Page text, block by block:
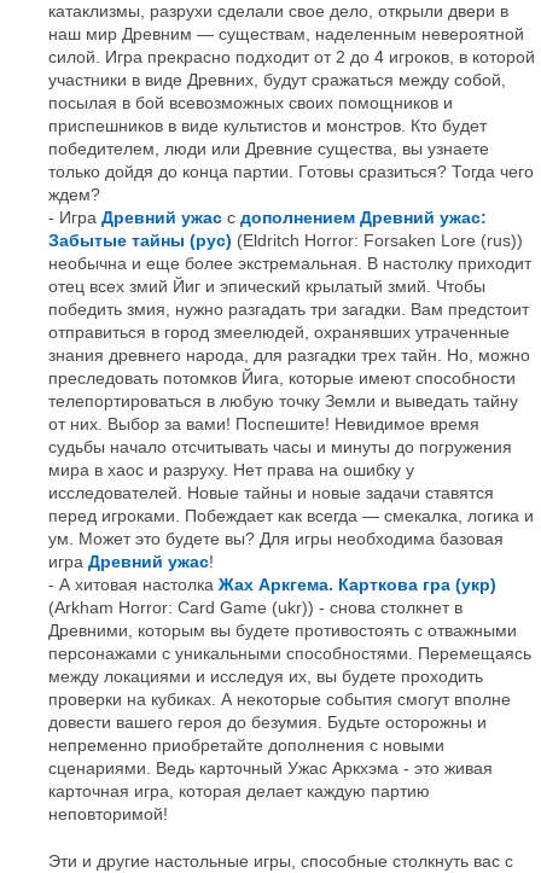
катаклизмы, разрухи сделали свое дело, открыли двери в
наш мир Древним — существам, наделенным невероятной
силой. Игра прекрасно подходит от 2 до 4 игроков, в которой
участники в виде Древних, будут сражаться между собой,
посылая в бой всевозможных своих помощников и
приспешников в виде культистов и монстров. Кто будет
победителем, люди или Древние существа, вы узнаете
только дойдя до конца партии. Готовы сразиться? Тогда чего
ждем?
Игра Древний ужас с дополнением Древний ужас:
Забытые тайны (рус) (Eldritch Horror: Forsaken Lore (rus))
необычна и еще более экстремальная. В настолку приходит
отец всех змий Йиг и эпический крылатый змий. Чтобы
победить змия, нужно разгадать три загадки. Вам предстоит
отправиться в город змеелюдей, охранявших утраченные
знания древнего народа, для разгадки трех тайн. Но, можно
преследовать потомков Йига, которые имеют способности
телепортироваться в любую точку Земли и выведать тайну
от них. Выбор за вами! Поспешите! Невидимое время
судьбы начало отсчитывать часы и минуты до погружения
мира в хаос и разруху. Нет права на ошибку у
исследователей. Новые тайны и новые задачи ставятся
перед игроками. Побеждает как всегда — смекалка, логика и
ум. Может это будете вы? Для игры необходима базовая
игра Древний ужас!
А хитовая настолка Жах Аркгема. Карткова гра (укр)
(Arkham Horror: Card Game (ukr)) - снова столкнет в
Древними, которым вы будете противостоять с отважными
персонажами с уникальными способностями. Перемещаясь
между локациями и исследуя их, вы будете проходить
проверки на кубиках. А некоторые события смогут вполне
довести вашего героя до безумия. Будьте осторожны и
непременно приобретайте дополнения с новыми
сценариями. Ведь карточный Ужас Аркхэма - это живая
карточная игра, которая делает каждую партию
неповторимой!
Эти и другие настольные игры, способные столкнуть вас с